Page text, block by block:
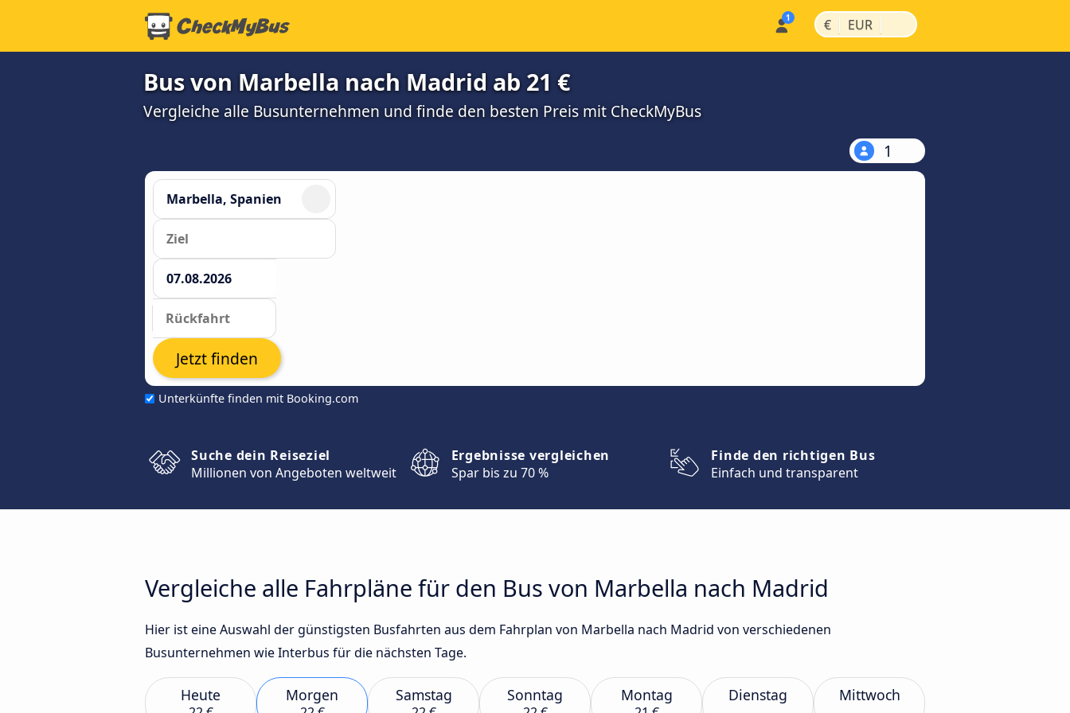
€ | EUR |
Bus von Marbella nach Madrid ab 21 €
Vergleiche alle Busunternehmen und finde den besten Preis mit CheckMyBus
1
Unterkünfte finden mit Booking.com
Jetzt finden
Suche dein Reiseziel
Millionen von Angeboten weltweit
Ergebnisse vergleichen
Spar bis zu 70 %
Finde den richtigen Bus
Einfach und transparent
Vergleiche alle Fahrpläne für den Bus von Marbella nach Madrid
Hier ist eine Auswahl der günstigsten Busfahrten aus dem Fahrplan von Marbella nach Madrid von verschiedenen
Busunternehmen wie Interbus für die nächsten Tage.
Heute Morgen Samstag Sonntag Montag Dienstag Mittwoch